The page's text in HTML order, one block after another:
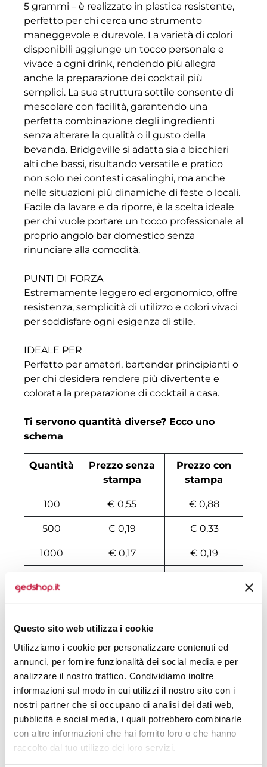
Questo sito web utilizza i cookie
Utilizziamo i cookie per personalizzare contenuti ed
annunci, per fornire funzionalità dei social media e per
analizzare il nostro traffico. Condividiamo inoltre
informazioni sul modo in cui utilizzi il nostro sito con i
nostri partner che si occupano di analisi dei dati web,
pubblicità e social media, i quali potrebbero combinarle
con altre informazioni che hai fornito loro o che hanno
raccolto dal tuo utilizzo dei loro servizi.
5 grammi – è realizzato in plastica resistente,
perfetto per chi cerca uno strumento
maneggevole e durevole. La varietà di colori
disponibili aggiunge un tocco personale e
vivace a ogni drink, rendendo più allegra
anche la preparazione dei cocktail più
semplici. La sua struttura sottile consente di
mescolare con facilità, garantendo una
perfetta combinazione degli ingredienti
senza alterare la qualità o il gusto della
bevanda. Bridgeville si adatta sia a bicchieri
alti che bassi, risultando versatile e pratico
non solo nei contesti casalinghi, ma anche
nelle situazioni più dinamiche di feste o locali.
Facile da lavare e da riporre, è la scelta ideale
per chi vuole portare un tocco professionale al
proprio angolo bar domestico senza
rinunciare alla comodità.
PUNTI DI FORZA
Estremamente leggero ed ergonomico, offre
resistenza, semplicità di utilizzo e colori vivaci
per soddisfare ogni esigenza di stile.
IDEALE PER
Perfetto per amatori, bartender principianti o
per chi desidera rendere più divertente e
colorata la preparazione di cocktail a casa.
Ti servono quantità diverse? Ecco uno
schema
Quantità
Prezzo senza
stampa
Prezzo con
stampa
100 € 0,55 € 0,88
500 € 0,19 € 0,33
1000 € 0,17 € 0,19
3000 € 0,16 € 0,18
4000 € 0,15
5000 € 0,15 € 0,18
6000 € 0,15 € 0,16
7000 € 0,16
8000 € 0,15 € 0,15
10000 € 0,13